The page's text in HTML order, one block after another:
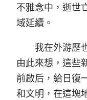
不雅念中，逝世
域延續。
我在外游歷
由此來想，這些
前啟后，給日復
和文明，在這塊